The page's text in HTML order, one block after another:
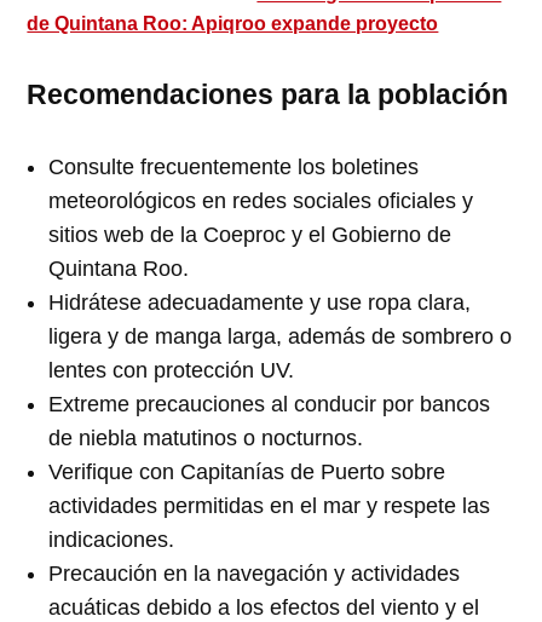
de Quintana Roo: Apiqroo expande proyecto
Recomendaciones para la población
Consulte frecuentemente los boletines
meteorológicos en redes sociales oficiales y
sitios web de la Coeproc y el Gobierno de
Quintana Roo.
Hidrátese adecuadamente y use ropa clara,
ligera y de manga larga, además de sombrero o
lentes con protección UV.
Extreme precauciones al conducir por bancos
de niebla matutinos o nocturnos.
Verifique con Capitanías de Puerto sobre
actividades permitidas en el mar y respete las
indicaciones.
Precaución en la navegación y actividades
acuáticas debido a los efectos del viento y el